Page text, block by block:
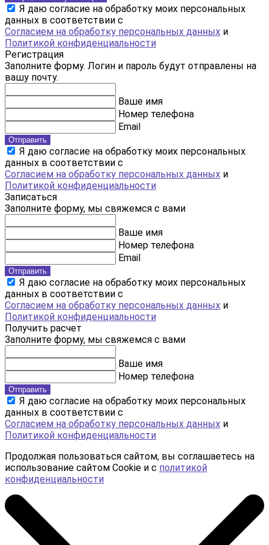
Я даю согласие на обработку моих персональных
данных в соответствии с
Согласием на обработку персональных данных и
Политикой конфиденциальности
Регистрация
Заполните форму. Логин и пароль будут отправлены на
вашу почту.
Ваше имя
Номер телефона
Email
Отправить
Я даю согласие на обработку моих персональных
данных в соответствии с
Согласием на обработку персональных данных и
Политикой конфиденциальности
Записаться
Заполните форму, мы свяжемся с вами
Ваше имя
Номер телефона
Email
Отправить
Я даю согласие на обработку моих персональных
данных в соответствии с
Согласием на обработку персональных данных и
Политикой конфиденциальности
Получить расчет
Заполните форму, мы свяжемся с вами
Ваше имя
Номер телефона
Отправить
Я даю согласие на обработку моих персональных
данных в соответствии с
Согласием на обработку персональных данных и
Политикой конфиденциальности
Продолжая пользоваться сайтом, вы соглашаетесь на
использование сайтом Cookie и с политикой
конфиденциальности